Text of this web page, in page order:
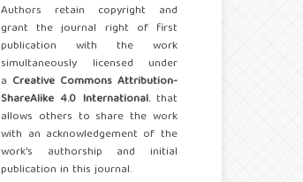
Authors retain copyright and
grant the journal right of first
publication with the work
simultaneously licensed under
a Creative Commons Attribution-
ShareAlike 4.0 International.that
allows others to share the work
with an acknowledgement of the
work's authorship and initial
publication in this journal.